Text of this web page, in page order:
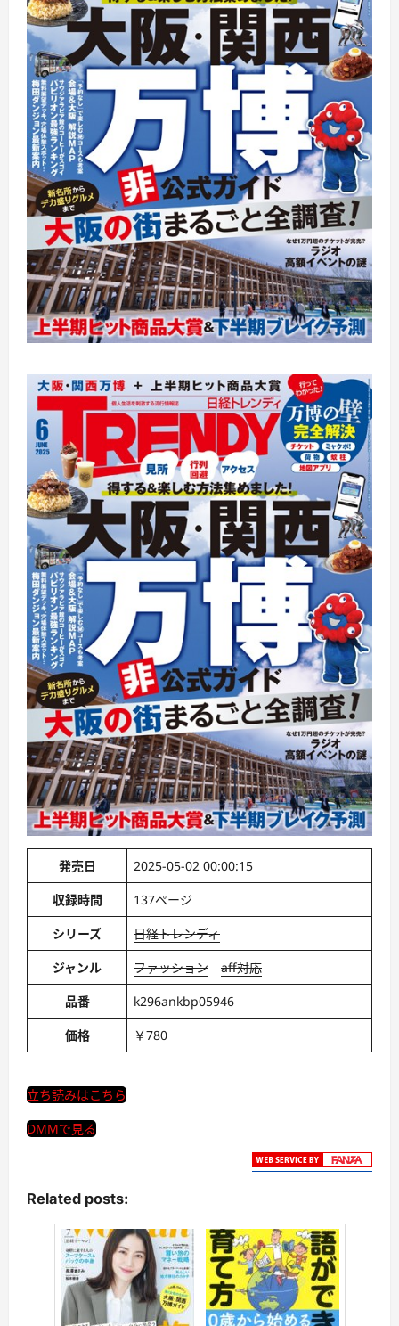
発売日
2025-05-02 00:00:15
収録時間
137ページ
シリーズ
日経トレンディ
ジャンル
ファッション
aff対応
品番
k296ankbp05946
価格
￥780
立ち読みはこちら
DMMで見る
Related posts: